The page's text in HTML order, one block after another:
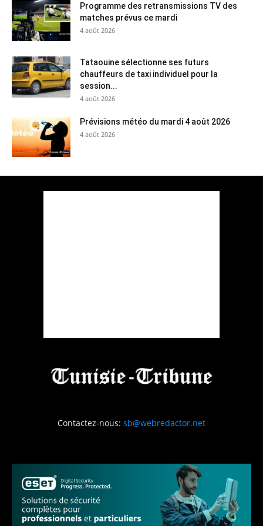
Programme des retransmissions TV des
matches prévus ce mardi
4 août 2026
Tataouine sélectionne ses futurs
chauffeurs de taxi individuel pour la
session...
4 août 2026
Prévisions météo du mardi 4 août 2026
4 août 2026
Contactez-nous: sb@webredactor.net